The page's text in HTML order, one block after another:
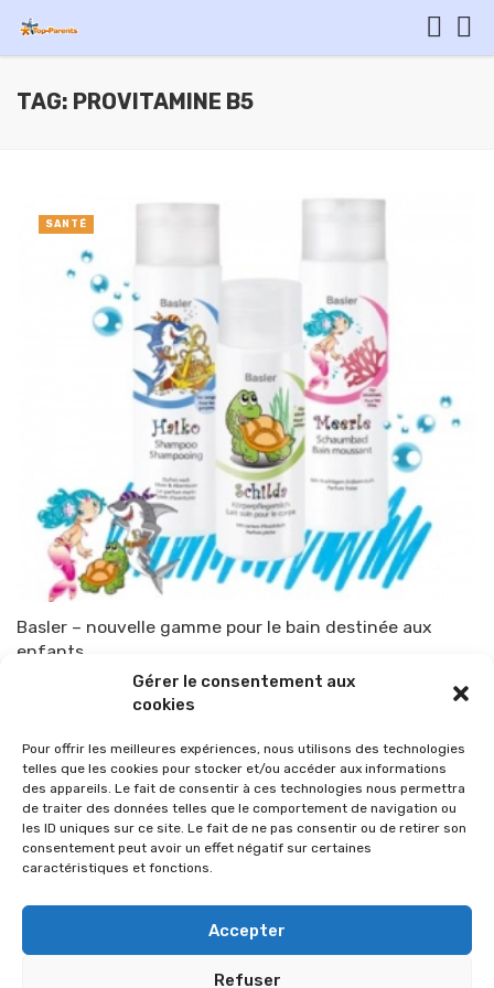
Gérer le consentement aux
cookies
Pour offrir les meilleures expériences, nous utilisons des technologies
telles que les cookies pour stocker et/ou accéder aux informations
des appareils. Le fait de consentir à ces technologies nous permettra
de traiter des données telles que le comportement de navigation ou
les ID uniques sur ce site. Le fait de ne pas consentir ou de retirer son
consentement peut avoir un effet négatif sur certaines
caractéristiques et fonctions.
Accepter
Refuser
TAG: PROVITAMINE B5
Basler – nouvelle gamme pour le bain destinée aux
enfants
TOP-PARENTS 9 novembre 2010
SANTÉ